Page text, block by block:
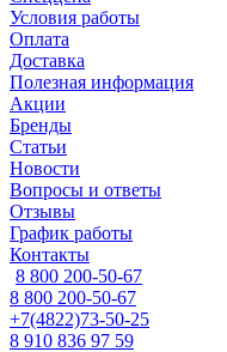
Условия работы
Оплата
Доставка
Полезная информация
Акции
Бренды
Статьи
Новости
Вопросы и ответы
Отзывы
График работы
Контакты
8 800 200-50-67
8 800 200-50-67
+7(4822)73-50-25
8 910 836 97 59